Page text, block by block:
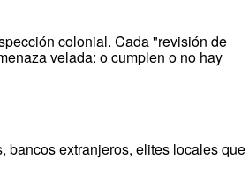
colonial. Cada "revisión de
velada: o cumplen o no hay
bancos extranjeros, elites locales que